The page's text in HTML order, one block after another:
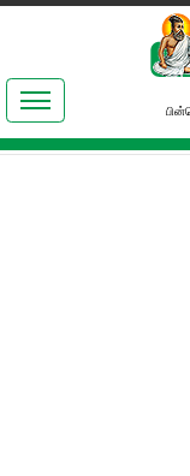
இலக்கியங்கள்
தமிழ் உலகம்